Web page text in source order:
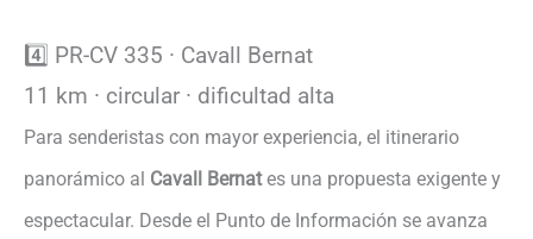
4️⃣ PR-CV 335 · Cavall Bernat
11 km · circular · dificultad alta
Para senderistas con mayor experiencia, el itinerario
panorámico al Cavall Bernates una propuesta exigente y
espectacular. Desde el Punto de Información se avanza